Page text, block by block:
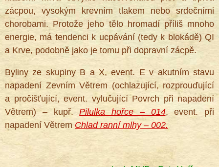
zácpou, vysokým krevním tlakem nebo srdečními
chorobami. Protože jeho tělo hromadí příliš mnoho
energie, má tendenci k ucpávání (tedy k blokádě) QI
a Krve, podobně jako je tomu při dopravní zácpě.
Byliny ze skupiny B a X, event. E v akutním stavu
napadení Zevním Větrem (ochlazující, rozprouďující
a pročišťující, event. vylučující Povrch při napadení
Větrem) – kupř.Pilulka hořce – 014, event. při
napadení Větrem Chlad ranní mlhy – 002.